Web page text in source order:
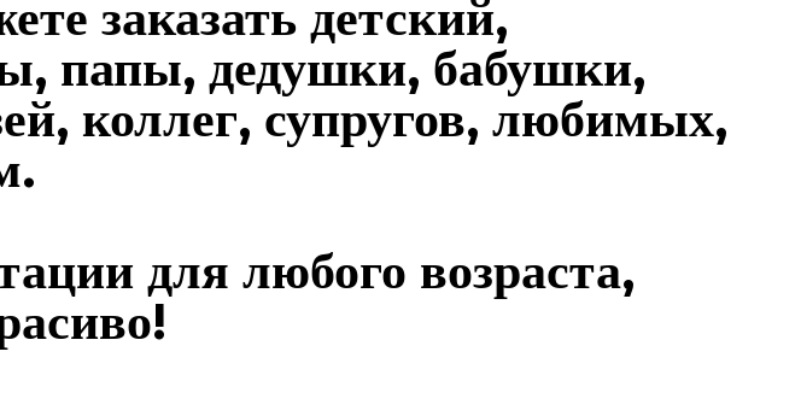
заказать детский,
папы, дедушки, бабушки,
коллег, супругов, любимых,
для любого возраста,